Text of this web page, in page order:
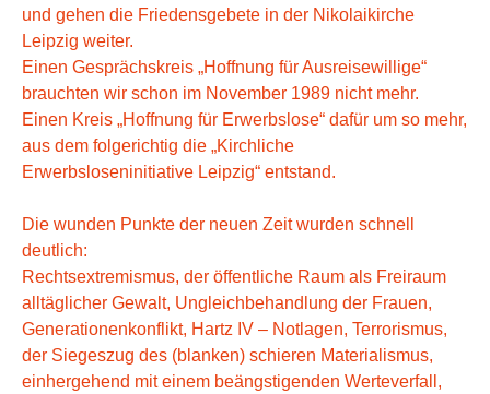
und gehen die Friedensgebete in der Nikolaikirche
Leipzig weiter.
Einen Gesprächskreis „Hoffnung für Ausreisewillige“
brauchten wir schon im November 1989 nicht mehr.
Einen Kreis „Hoffnung für Erwerbslose“ dafür um so mehr,
aus dem folgerichtig die „Kirchliche
Erwerbsloseninitiative Leipzig“ entstand.
Die wunden Punkte der neuen Zeit wurden schnell
deutlich:
Rechtsextremismus, der öffentliche Raum als Freiraum
alltäglicher Gewalt, Ungleichbehandlung der Frauen,
Generationenkonflikt, Hartz IV – Notlagen, Terrorismus,
der Siegeszug des (blanken) schieren Materialismus,
einhergehend mit einem beängstigenden Werteverfall,